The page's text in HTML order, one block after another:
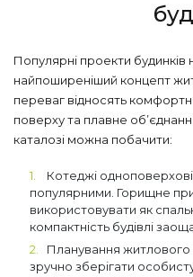
Популярні проекти будинків
найпоширеніший концепт
переваг відносять
поверху та плавне
каталозі можна побачити:
Котеджі
популярними. Горищне
використовувати як
компактність будівлі
Планування
зручно зберігати